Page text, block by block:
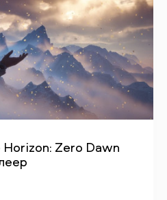
Zero Dawn